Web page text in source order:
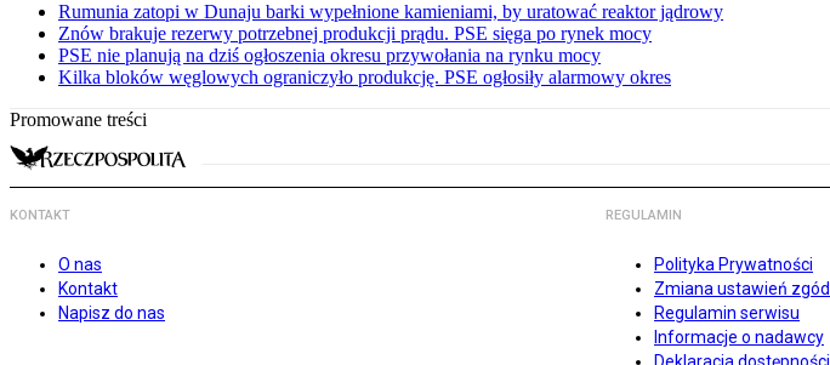
Rumunia zatopi w Dunaju barki wypełnione kamieniami, by uratować reaktor jądrowy
Znów brakuje rezerwy potrzebnej produkcji prądu. PSE sięga po rynek mocy
PSE nie planują na dziś ogłoszenia okresu przywołania na rynku mocy
Kilka bloków węglowych ograniczyło produkcję. PSE ogłosiły alarmowy okres
Promowane treści
KONTAKT
O nas
Kontakt
Napisz do nas
REGULAMIN
Polityka Prywatności
Zmiana ustawień zgód
Regulamin serwisu
Informacje o nadawcy